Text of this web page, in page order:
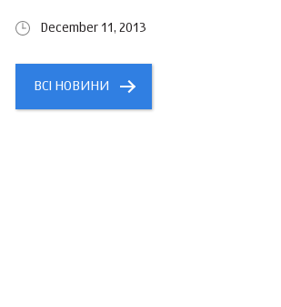
December 11, 2013
ВСІ НОВИНИ